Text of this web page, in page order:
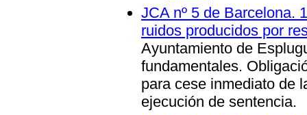
JCA nº 5 de Barcelona.
ruidos producidos por
Ayuntamiento de
fundamentales.
para cese inmediato de
ejecución de sentencia.